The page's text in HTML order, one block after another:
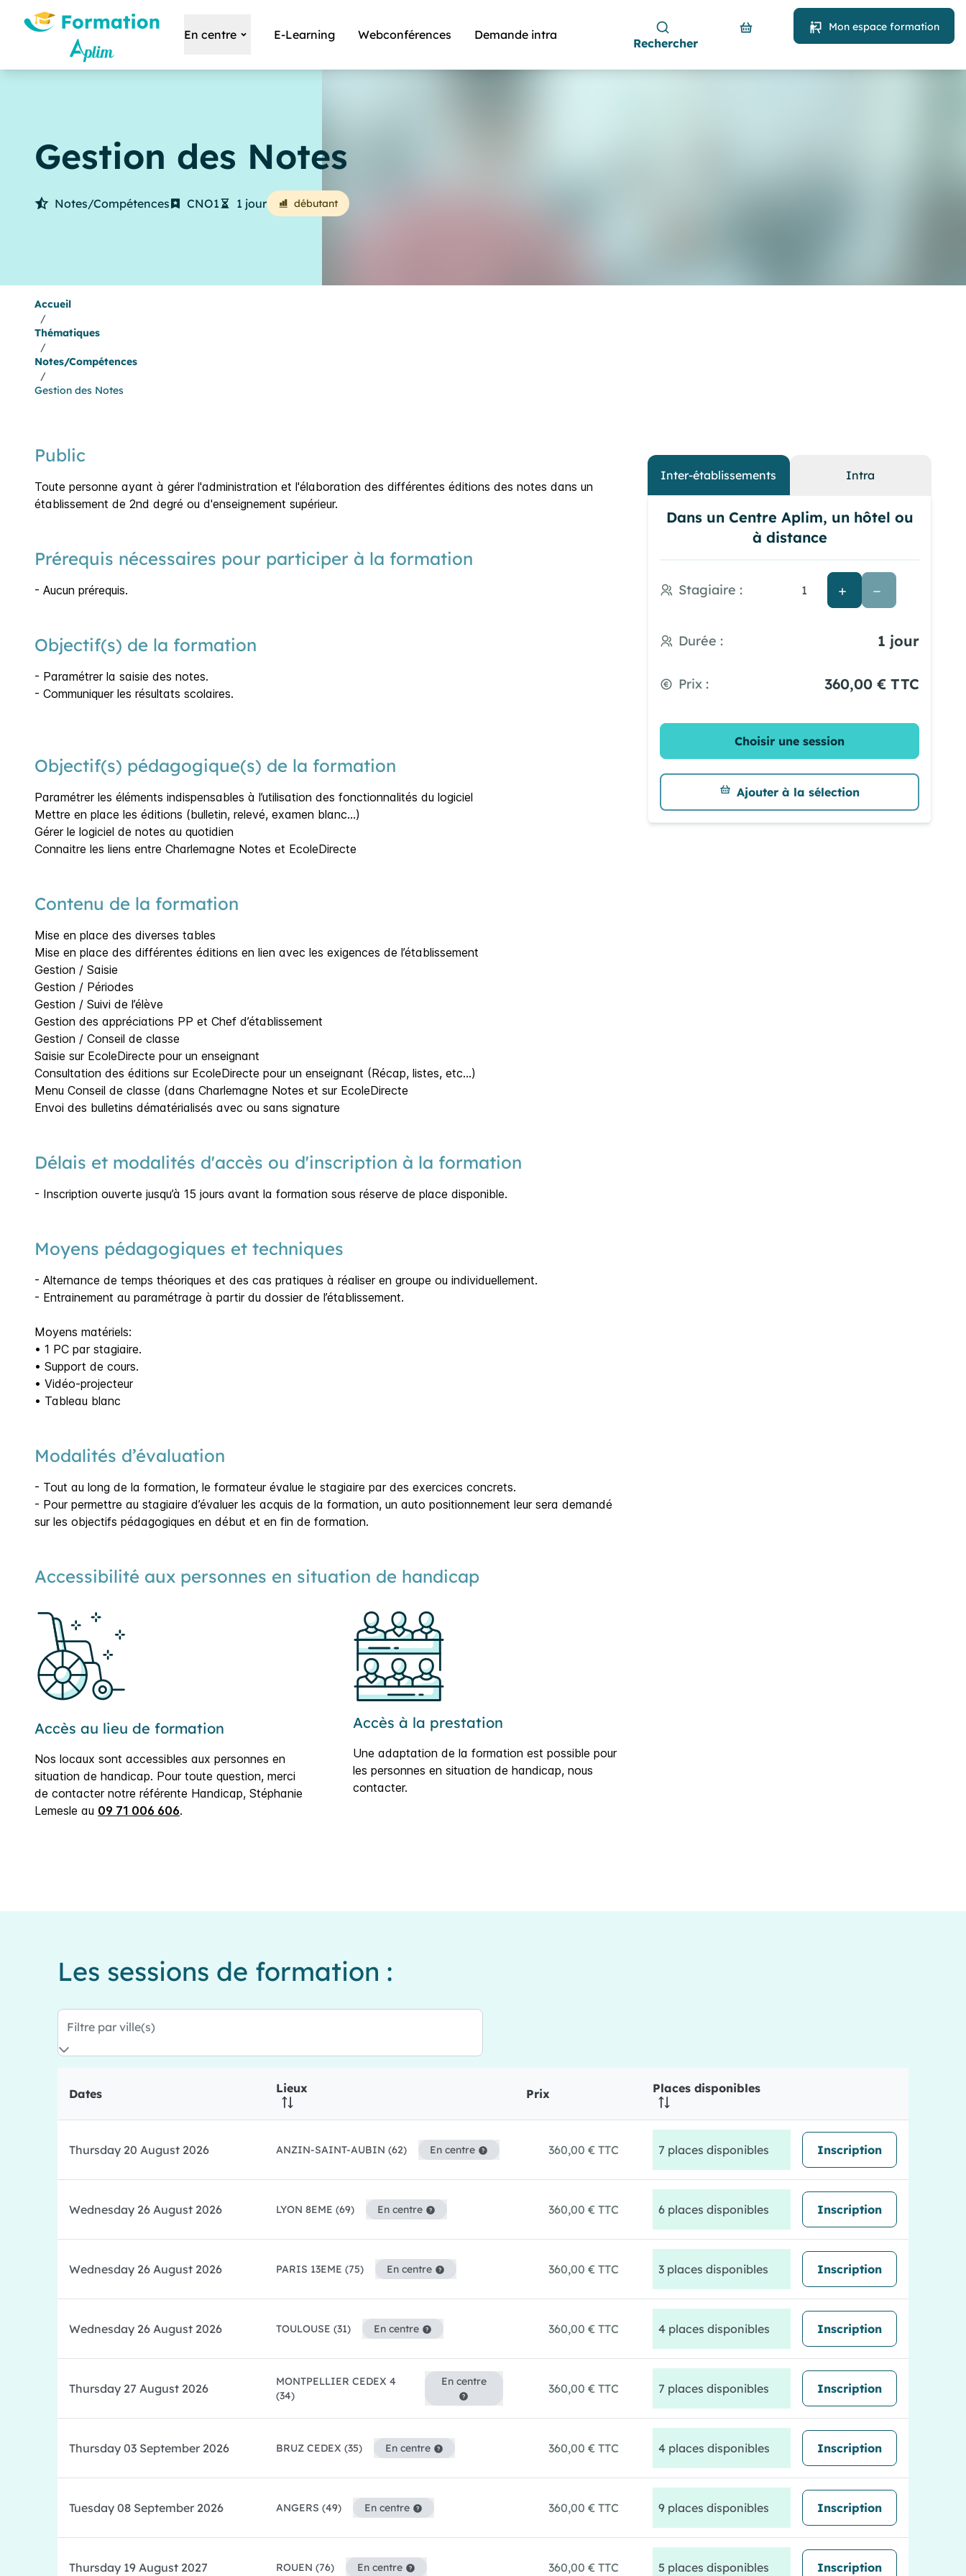
En centre E-Learning Webconférences Demande intra
Rechercher
Mon espace formation
Gestion des Notes
Notes/Compétences CNO1 1 jour débutant
Accueil
/
Thématiques
/
Notes/Compétences
/
Gestion des Notes
Inter-établissements Intra
Dans un Centre Aplim, un hôtel ou
à distance
Stagiaire :
Durée : 1 jour
Prix : 360,00 € TTC
Choisir une session
Ajouter à la sélection
Public
Toute personne ayant à gérer l'administration et l'élaboration des différentes éditions des notes dans un
établissement de 2nd degré ou d'enseignement supérieur.
Prérequis nécessaires pour participer à la formation
- Aucun prérequis.
Objectif(s) de la formation
- Paramétrer la saisie des notes.
- Communiquer les résultats scolaires.
Objectif(s) pédagogique(s) de la formation
Paramétrer les éléments indispensables à l’utilisation des fonctionnalités du logiciel
Mettre en place les éditions (bulletin, relevé, examen blanc…)
Gérer le logiciel de notes au quotidien
Connaitre les liens entre Charlemagne Notes et EcoleDirecte
Contenu de la formation
Mise en place des diverses tables
Mise en place des différentes éditions en lien avec les exigences de l’établissement
Gestion / Saisie
Gestion / Périodes
Gestion / Suivi de l’élève
Gestion des appréciations PP et Chef d’établissement
Gestion / Conseil de classe
Saisie sur EcoleDirecte pour un enseignant
Consultation des éditions sur EcoleDirecte pour un enseignant (Récap, listes, etc…)
Menu Conseil de classe (dans Charlemagne Notes et sur EcoleDirecte
Envoi des bulletins dématérialisés avec ou sans signature
Délais et modalités d'accès ou d'inscription à la formation
- Inscription ouverte jusqu’à 15 jours avant la formation sous réserve de place disponible.
Moyens pédagogiques et techniques
- Alternance de temps théoriques et des cas pratiques à réaliser en groupe ou individuellement.
- Entrainement au paramétrage à partir du dossier de l’établissement.
Moyens matériels:
• 1 PC par stagiaire.
• Support de cours.
• Vidéo-projecteur
• Tableau blanc
Modalités d’évaluation
- Tout au long de la formation, le formateur évalue le stagiaire par des exercices concrets.
- Pour permettre au stagiaire d’évaluer les acquis de la formation, un auto positionnement leur sera demandé
sur les objectifs pédagogiques en début et en fin de formation.
Accessibilité aux personnes en situation de handicap
Accès au lieu de formation
Nos locaux sont accessibles aux personnes en
situation de handicap. Pour toute question, merci
de contacter notre référente Handicap, Stéphanie
Lemesle au 09 71 006 606.
Accès à la prestation
Une adaptation de la formation est possible pour
les personnes en situation de handicap, nous
contacter.
Les sessions de formation :
Filtre par ville(s)
Dates Lieux Prix Places disponibles
Thursday 20 August 2026 ANZIN-SAINT-AUBIN (62) En centre 360,00 € TTC 7 places disponibles Inscription
Wednesday 26 August 2026 LYON 8EME (69) En centre 360,00 € TTC 6 places disponibles Inscription
Wednesday 26 August 2026 PARIS 13EME (75) En centre 360,00 € TTC 3 places disponibles Inscription
Wednesday 26 August 2026 TOULOUSE (31) En centre 360,00 € TTC 4 places disponibles Inscription
Thursday 27 August 2026
MONTPELLIER CEDEX 4
(34)
En centre 360,00 € TTC 7 places disponibles Inscription
Thursday 03 September 2026 BRUZ CEDEX (35) En centre 360,00 € TTC 4 places disponibles Inscription
Tuesday 08 September 2026 ANGERS (49) En centre 360,00 € TTC 9 places disponibles Inscription
Thursday 19 August 2027 ROUEN (76) En centre 360,00 € TTC 5 places disponibles Inscription